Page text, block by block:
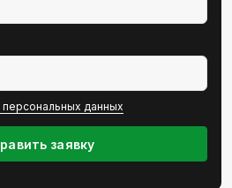
персональных данных
заявку